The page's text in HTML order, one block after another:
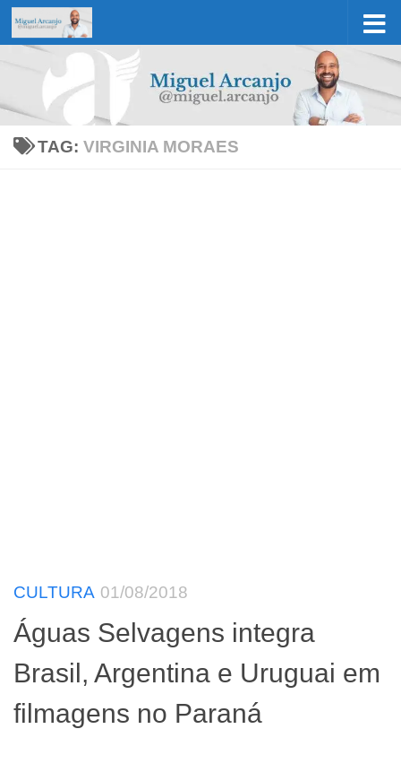
Skip to content
TAG:VIRGINIA MORAES
CULTURA 01/08/2018
Águas Selvagens integra
Brasil, Argentina e Uruguai em
filmagens no Paraná